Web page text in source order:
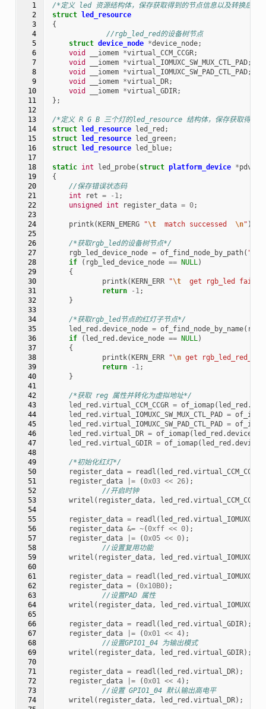
  1
  2
  3
  4
  5
  6
  7
  8
  9
10
11
12
13
14
15
16
17
18
19
20
21
22
23
24
25
26
27
28
29
30
31
32
33
34
35
36
37
38
39
40
41
42
43
44
45
46
47
48
49
50
51
52
53
54
55
56
57
58
59
60
61
62
63
64
65
66
67
68
69
70
71
72
73
74
/*定义 led 资源结构体，保存获取得到的节点信息以及转换后的
struct led_resource
{
//rgb_led_red的设备树节点
struct device_node *device_node;
void
__iomem *virtual_CCM_CCGR;
void
__iomem *virtual_IOMUXC_SW_MUX_CTL_PAD;
void
__iomem *virtual_IOMUXC_SW_PAD_CTL_PAD;
void
__iomem *virtual_DR;
void
__iomem *virtual_GDIR;
};
/*定义 R G B 三个灯的led_resource 结构体，保存获取得到
struct led_resource led_red ;
struct led_resource led_green;
struct led_resource led_blue;
static int led_probe( struct platform_device *pdv
{
//保存错误状态码
int
ret = -1 ;
unsigned
int register_data = 0;
printk(KERN_EMERG "\t
  match successed
\n" );
/*获取rgb_led的设备树节点*/
rgb_led_device_node = of_find_node_by_path( "/
if
( rgb_led_device_node == NULL )
{
printk(KERN_ERR "\t
get rgb_led
return
-1 ;
}
/*获取rgb_led节点的红灯子节点*/
led_red .device_node = of_find_node_by_name(
if
( led_red .device_node == NULL )
{
printk(KERN_ERR "\n get
return
-1 ;
}
/*获取 reg 属性并转化为虚拟地址*/
led_red .virtual_CCM_CCGR = of_iomap( led_red .
led_red .virtual_IOMUXC_SW_MUX_CTL_PAD =
led_red .virtual_IOMUXC_SW_PAD_CTL_PAD =
led_red .virtual_DR = of_iomap( led_red .
led_red .virtual_GDIR = of_iomap( led_red .
/*初始化红灯*/
register_data = readl ( led_red .virtual_CCM_CCGR
register_data
|= (0x03 << 26);
//开启时钟
writel ( register_data, led_red .virtual_CCM_CCGR
register_data = readl ( led_red .
register_data &= ~(0xff << 0);
register_data
|= (0x05 << 0);
//设置复用功能
writel ( register_data, led_red .
register_data = readl ( led_red .
register_data = (0x10B0);
//设置PAD 属性
writel ( register_data, led_red .
register_data = readl ( led_red .virtual_GDIR);
register_data
|= (0x01 << 4);
//设置GPIO1_04 为输出模式
writel ( register_data, led_red .virtual_GDIR);
register_data = readl ( led_red .virtual_DR);
register_data
|= (0x01 << 4);
//设置 GPIO1_04 默认输出高电平
writel ( register_data, led_red .virtual_DR);